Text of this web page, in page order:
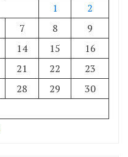
1
2
7 8
9
14 15
16
21 22
23
28 29
30